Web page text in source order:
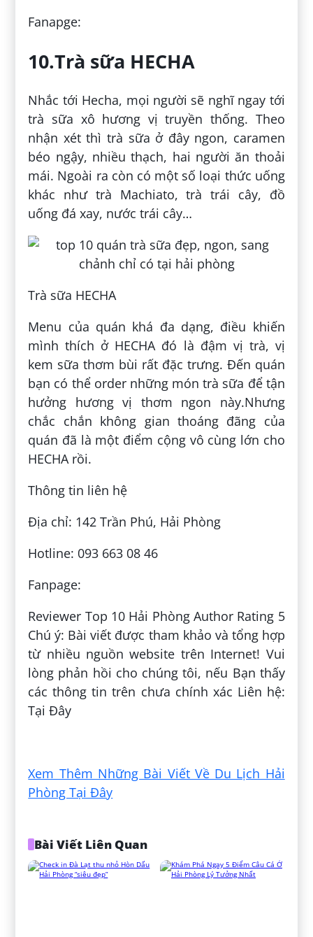
Fanapge:
10.Trà sữa HECHA
Nhắc tới Hecha, mọi người sẽ nghĩ ngay tới
trà sữa xô hương vị truyền thống. Theo
nhận xét thì trà sữa ở đây ngon, caramen
béo ngậy, nhiều thạch, hai người ăn thoải
mái. Ngoài ra còn có một số loại thức uống
khác như trà Machiato, trà trái cây, đồ
uống đá xay, nước trái cây…
Trà sữa HECHA
Menu của quán khá đa dạng, điều khiến
mình thích ở HECHA đó là đậm vị trà, vị
kem sữa thơm bùi rất đặc trưng. Đến quán
bạn có thể order những món trà sữa để tận
hưởng hương vị thơm ngon này.Nhưng
chắc chắn không gian thoáng đãng của
quán đã là một điểm cộng vô cùng lớn cho
HECHA rồi.
Thông tin liên hệ
Địa chỉ: 142 Trần Phú, Hải Phòng
Hotline: 093 663 08 46
Fanpage:
Reviewer Top 10 Hải Phòng Author Rating 5
Chú ý: Bài viết được tham khảo và tổng hợp
từ nhiều nguồn website trên Internet! Vui
lòng phản hồi cho chúng tôi, nếu Bạn thấy
các thông tin trên chưa chính xác Liên hệ:
Tại Đây
Xem Thêm Những Bài Viết Về Du Lịch Hải
Phòng Tại Đây
Bài Viết Liên Quan